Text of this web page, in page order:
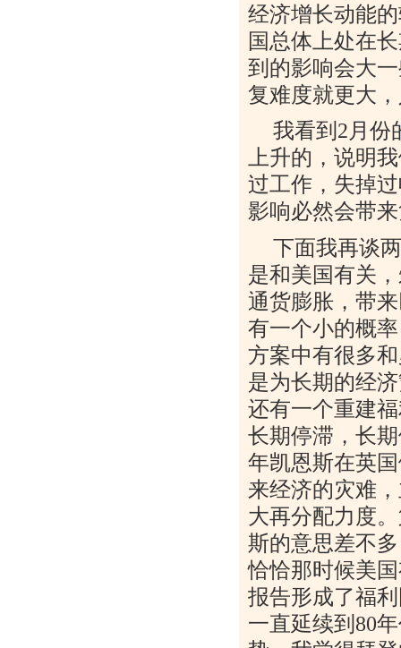
经济增长动能
国总体上处在
到的影响会大
复难度就更大
我看到 2 月份
上升的，说明
过工作，失掉
影响必然会带
下面我再谈
是和美国有关
通货膨胀，带
有一个小的概
方案中有很多
是为长期的经
还有一个重建
长期停滞，长
年凯恩斯在英
来经济的灾难
大再分配力度
斯的意思差不
恰恰那时候美
报告形成了福
一直延续到 80